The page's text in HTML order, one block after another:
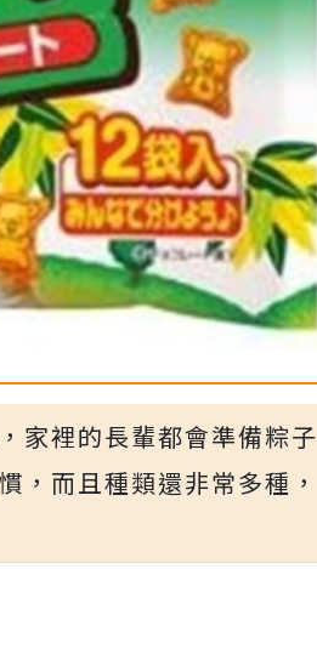
家裡的長輩都會準備粽子
，而且種類還非常多種，